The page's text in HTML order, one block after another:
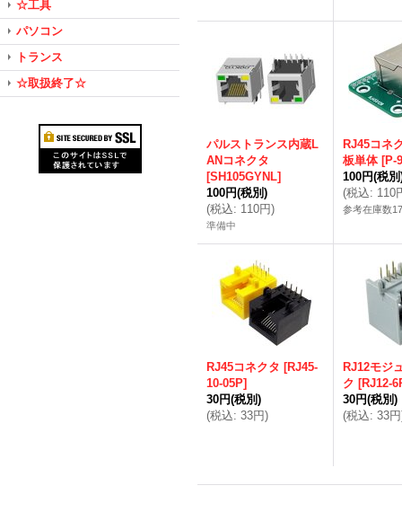
☆工具
パソコン
トランス
☆取扱終了☆
パルストランス内蔵L
ANコネクタ
[SH105GYNL]
100円(税別)
(税込: 110円)
準備中
RJ45コネ
板単体 [P-
100円(税別
(税込: 110
参考在庫数
RJ45コネクタ [RJ45-
10-05P]
30円(税別)
(税込: 33円)
RJ12モジ
ク [RJ12-
30円(税別)
(税込: 33円